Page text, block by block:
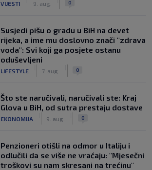
VIJESTI 9. aug. 0
Susjedi pišu o gradu u BiH na devet
rijeka, a ime mu doslovno znači "zdrava
voda": Svi koji ga posjete ostanu
oduševljeni
LIFESTYLE 7. aug. 0
Što ste naručivali, naručivali ste: Kraj
Glova u BiH, od sutra prestaju dostave
EKONOMIJA 9. aug. 0
Penzioneri otišli na odmor u Italiju i
odlučili da se više ne vraćaju: "Mjesečni
troškovi su nam skresani na trećinu"